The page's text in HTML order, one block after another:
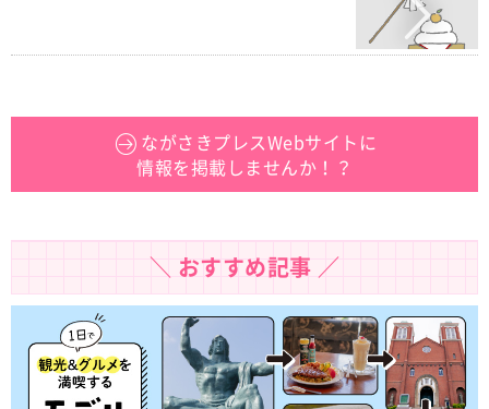
ながさきプレスWebサイトに
情報を掲載しませんか！？
＼ おすすめ記事 ／